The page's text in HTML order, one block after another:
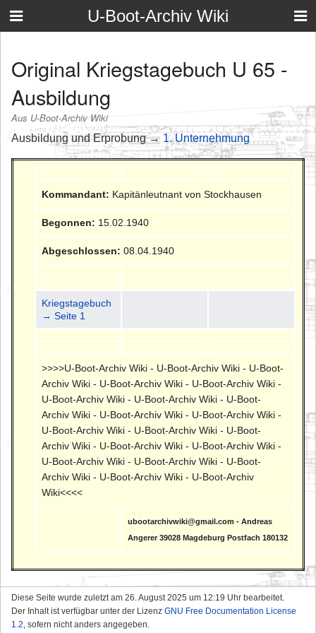
U-Boot-Archiv Wiki
Original Kriegstagebuch U 65 -
Ausbildung
Aus U-Boot-Archiv Wiki
Ausbildung und Erprobung → 1. Unternehmung
Kommandant: Kapitänleutnant von Stockhausen
Begonnen: 15.02.1940
Abgeschlossen: 08.04.1940
Kriegstagebuch
→ Seite 1
>>>>U-Boot-Archiv Wiki - U-Boot-Archiv Wiki - U-Boot-
Archiv Wiki - U-Boot-Archiv Wiki - U-Boot-Archiv Wiki -
U-Boot-Archiv Wiki - U-Boot-Archiv Wiki - U-Boot-
Archiv Wiki - U-Boot-Archiv Wiki - U-Boot-Archiv Wiki -
U-Boot-Archiv Wiki - U-Boot-Archiv Wiki - U-Boot-
Archiv Wiki - U-Boot-Archiv Wiki - U-Boot-Archiv Wiki -
U-Boot-Archiv Wiki - U-Boot-Archiv Wiki - U-Boot-
Archiv Wiki - U-Boot-Archiv Wiki - U-Boot-Archiv
Wiki<<<<
ubootarchivwiki@gmail.com - Andreas
Angerer 39028 Magdeburg Postfach 180132
Diese Seite wurde zuletzt am 26. August 2025 um 12:19 Uhr bearbeitet.
Der Inhalt ist verfügbar unter der Lizenz GNU Free Documentation License
1.2, sofern nicht anders angegeben.